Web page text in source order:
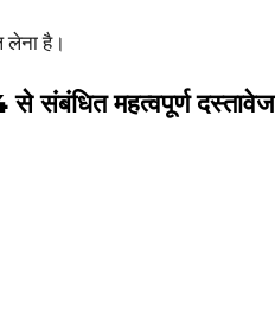
लेना है।
महत्वपूर्ण दस्तावेज